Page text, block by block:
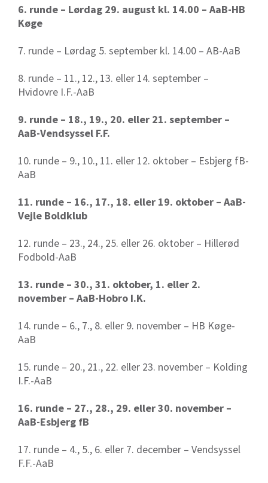
6. runde – Lørdag 29. august kl. 14.00 – AaB-HB
Køge
7. runde – Lørdag 5. september kl. 14.00 – AB-AaB
8. runde – 11., 12., 13. eller 14. september –
Hvidovre I.F.-AaB
9. runde – 18., 19., 20. eller 21. september –
AaB-Vendsyssel F.F.
10. runde – 9., 10., 11. eller 12. oktober – Esbjerg fB-
AaB
11. runde – 16., 17., 18. eller 19. oktober – AaB-
Vejle Boldklub
12. runde – 23., 24., 25. eller 26. oktober – Hillerød
Fodbold-AaB
13. runde – 30., 31. oktober, 1. eller 2.
november – AaB-Hobro I.K.
14. runde – 6., 7., 8. eller 9. november – HB Køge-
AaB
15. runde – 20., 21., 22. eller 23. november – Kolding
I.F.-AaB
16. runde – 27., 28., 29. eller 30. november –
AaB-Esbjerg fB
17. runde – 4., 5., 6. eller 7. december – Vendsyssel
F.F.-AaB